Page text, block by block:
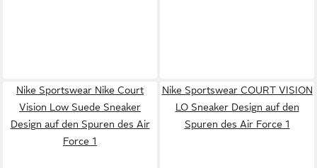
Nike Sportswear Nike Court
Vision Low Suede Sneaker
Design auf den Spuren des Air
Force 1
Nike Sportswear COURT VISION
LO Sneaker Design auf den
Spuren des Air Force 1